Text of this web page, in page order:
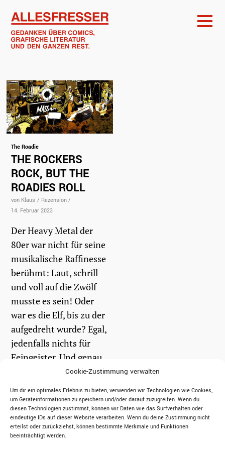
Cookie-Zustimmung verwalten
Um dir ein optimales Erlebnis zu bieten, verwenden wir Technologien wie Cookies,
um Geräteinformationen zu speichern und/oder darauf zuzugreifen. Wenn du
diesen Technologien zustimmst, können wir Daten wie das Surfverhalten oder
eindeutige IDs auf dieser Website verarbeiten. Wenn du deine Zustimmung nicht
erteilst oder zurückziehst, können bestimmte Merkmale und Funktionen
beeinträchtigt werden.
The Roadie
THE ROCKERS
ROCK, BUT THE
ROADIES ROLL
von Klaus / Rezension /
14. Februar 2023
Der Heavy Metal der
80er war nicht für seine
musikalische Raffinesse
berühmt: Laut, schrill
und voll auf die Zwölf
musste es sein! Oder
war es die Elf, bis zu der
aufgedreht wurde? Egal,
jedenfalls nichts für
Feingeister. Und genau
weiterlesen